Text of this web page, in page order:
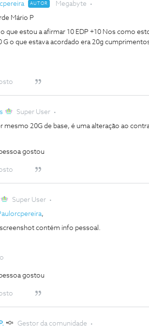
AUTOR Megabyte
Mário P
que estou a afirmar 10 EDP +10 Nos como
G o que estava acordado era 20g
Super User
mesmo 20G de base, é uma alteração ao
gostou
Super User
,
contém info pessoal.
gostou
Gestor da comunidade